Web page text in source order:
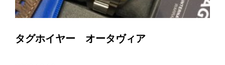
タグホイヤー オータヴィア